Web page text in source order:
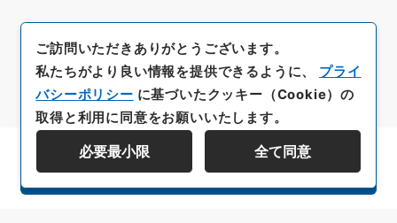
資料群階層を表示する
ご訪問いただきありがとうございます。
私たちがより良い情報を提供できるように、 プライ
バシーポリシー に基づいたクッキー（Cookie）の
取得と利用に同意をお願いいたします。
必要最小限 全て同意